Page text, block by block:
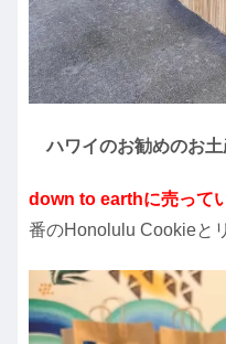
ハワイのお勧めのお土
down to earthに売って
番のHonolulu Cookieと